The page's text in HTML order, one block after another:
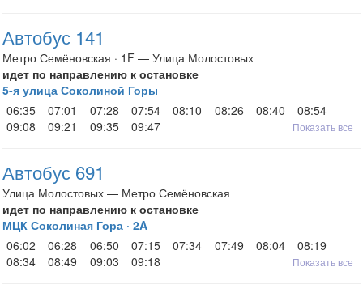
Автобус 141
Метро Семёновская · 1F — Улица Молостовых
идет по направлению к остановке
5-я улица Соколиной Горы
06:35
07:01 07:28 07:54 08:10 08:26 08:40
08:54
09:08
09:21 09:35 09:47 Показать все
Автобус 691
Улица Молостовых — Метро Семёновская
идет по направлению к остановке
МЦК Соколиная Гора · 2A
06:02
06:28 06:50 07:15 07:34 07:49 08:04
08:19
08:34
08:49 09:03 09:18 Показать все